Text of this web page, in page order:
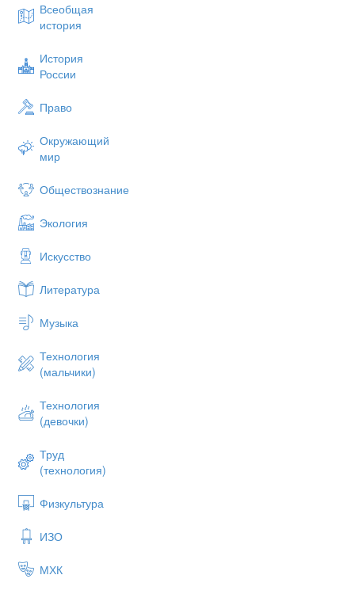
Всеобщая
история
История
России
Право
Окружающий
мир
Обществознание
Экология
Искусство
Литература
Музыка
Технология
(мальчики)
Технология
(девочки)
Труд
(технология)
Физкультура
ИЗО
МХК